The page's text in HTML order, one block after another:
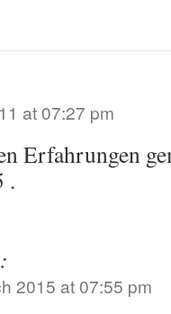
at 07:27 pm
Erfahrungen
.
2015 at 07:55 pm